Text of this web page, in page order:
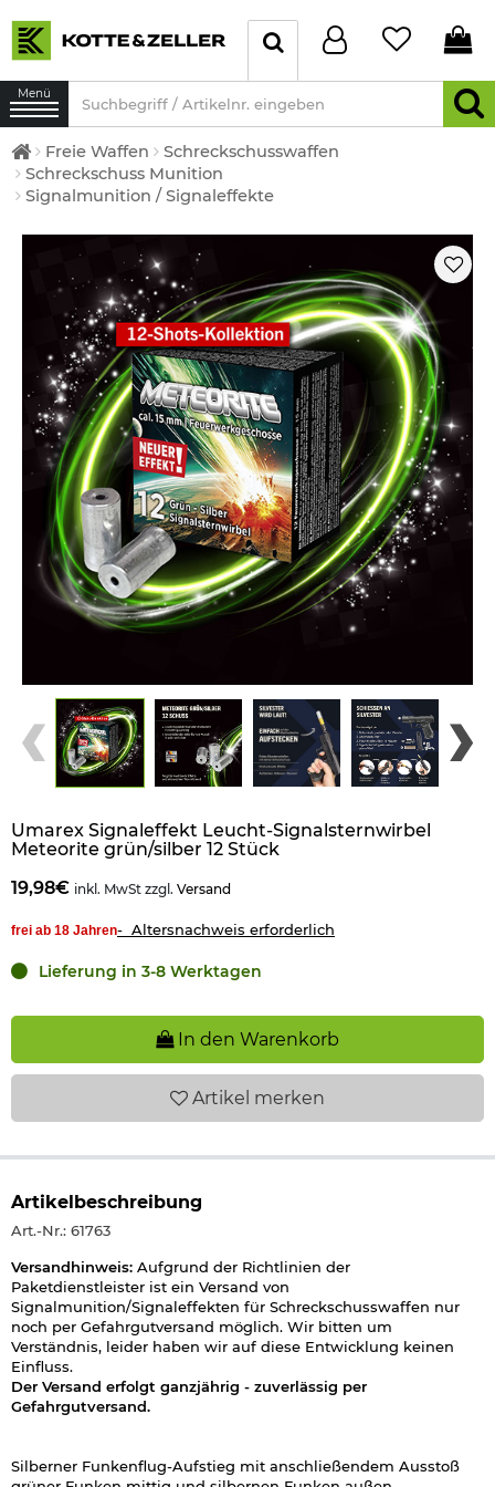
Menü
Freie Waffen
Schreckschusswaffen
Schreckschuss Munition
Signalmunition / Signaleffekte
Umarex Signaleffekt Leucht-Signalsternwirbel
Meteorite grün/silber 12 Stück
19,98€ inkl. MwSt zzgl. Versand
frei ab 18 Jahren- Altersnachweis erforderlich
Lieferung in 3-8 Werktagen
In den Warenkorb
Artikel merken
Artikelbeschreibung
Art.-Nr.: 61763
Versandhinweis: Aufgrund der Richtlinien der
Paketdienstleister ist ein Versand von
Signalmunition/Signaleffekten für Schreckschusswaffen nur
noch per Gefahrgutversand möglich. Wir bitten um
Verständnis, leider haben wir auf diese Entwicklung keinen
Einfluss.
Der Versand erfolgt ganzjährig - zuverlässig per
Gefahrgutversand.
Silberner Funkenflug-Aufstieg mit anschließendem Ausstoß